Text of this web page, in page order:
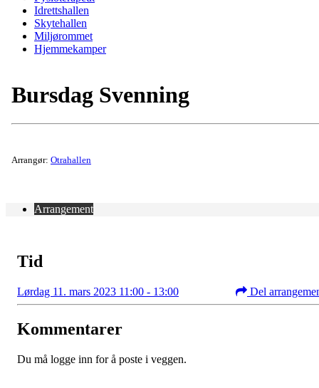
Idrettshallen
Skytehallen
Miljørommet
Hjemmekamper
Bursdag Svenning
Arrangør: Otrahallen
Arrangement
Tid
Lørdag 11. mars 2023 11:00 - 13:00 Del
Kommentarer
Du må logge inn for å poste i veggen.